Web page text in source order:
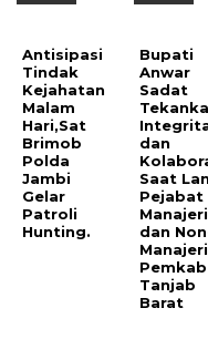
Antisipasi
Tindak
Kejahatan
Malam
Hari,Sat
Brimob
Polda
Jambi
Gelar
Patroli
Hunting.
Bupati
Anwar
Sadat
dan
Saat
Pejabat
dan
Pemkab
Tanjab
Barat